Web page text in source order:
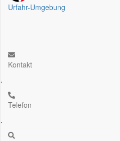
Urfahr-Umgebung
Kontakt
.
Telefon
.